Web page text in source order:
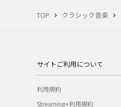
TOP クラシック音楽
サイトご利用について
利用規約
Streaming+利用規約